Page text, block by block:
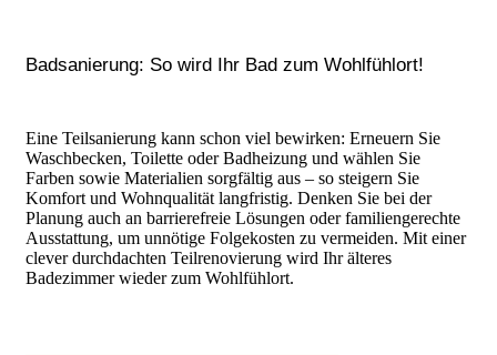
Badsanierung: So wird Ihr Bad zum Wohlfühlort!
Eine Teilsanierung kann schon viel bewirken: Erneuern Sie
Waschbecken, Toilette oder Badheizung und wählen Sie
Farben sowie Materialien sorgfältig aus – so steigern Sie
Komfort und Wohnqualität langfristig. Denken Sie bei der
Planung auch an barrierefreie Lösungen oder familiengerechte
Ausstattung, um unnötige Folgekosten zu vermeiden. Mit einer
clever durchdachten Teilrenovierung wird Ihr älteres
Badezimmer wieder zum Wohlfühlort.